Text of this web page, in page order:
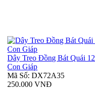
Dây Treo Đồng Bát Quái 12
Con Giáp
Mã Số: DX72A35
250.000 VNĐ